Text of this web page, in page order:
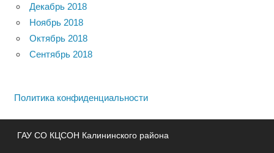
Декабрь 2018
Ноябрь 2018
Октябрь 2018
Сентябрь 2018
Политика конфиденциальности
ГАУ СО КЦСОН Калининского района